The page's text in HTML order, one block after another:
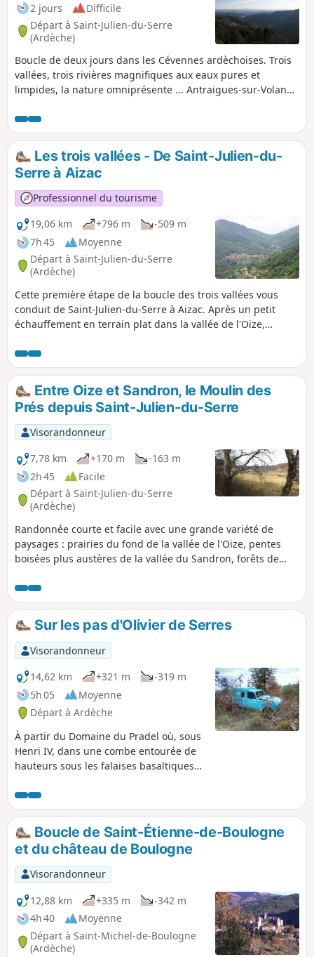
2 jours
Difficile
Départ à Saint-Julien-du-Serre
(Ardèche)
Boucle de deux jours dans les Cévennes ardèchoises. Trois
vallées, trois rivières magnifiques aux eaux pures et
limpides, la nature omniprésente ... Antraigues-sur-Volane,
Ardèche et le Plateau ardéchois, les vallées profondes, les
jeunes volcans d'Ardèche et .... la châtaigneraie ! Le tout à
une dizaine de kilomètres au Nord d'Aubenas.
Les trois vallées - De Saint-Julien-du-
Serre à Aizac
Professionnel du tourisme
19,06 km
+796 m
-509 m
7h 45
Moyenne
Départ à Saint-Julien-du-Serre
(Ardèche)
Cette première étape de la boucle des trois vallées vous
conduit de Saint-Julien-du-Serre à Aizac. Après un petit
échauffement en terrain plat dans la vallée de l'Oize,
Ardéchoises ! Traversée de hameaux nichés au détour des
chemins et de villages pittoresques : Saint-Andéol-de-Vals,
Genestelle, Antraigues-sur-Volane, Aizac. Tantôt en fond de
vallée, tantôt en crête ... souvent à l'ombre.
Entre Oize et Sandron, le Moulin des
Prés depuis Saint-Julien-du-Serre
Visorandonneur
7,78 km
+170 m
-163 m
2h 45
Facile
Départ à Saint-Julien-du-Serre
(Ardèche)
Randonnée courte et facile avec une grande variété de
paysages : prairies du fond de la vallée de l'Oize, pentes
boisées plus austères de la vallée du Sandron, forêts de
Sur les pas d'Olivier de Serres
Visorandonneur
14,62 km
+321 m
-319 m
5h 05
Moyenne
Départ à Ardèche
À partir du Domaine du Pradel où, sous
Henri IV, dans une combe entourée de
hauteurs sous les falaises basaltiques
bases de l'agronomie moderne, cette
randonnée originale rejoint le village
perché de Mirabel, puis redescend vers
les cultures (vignes surtout). Quelques
liaisons routières, en général peu
fréquentées, ne pourront être évitées.
Ne pas trop compter sur le balisage.
Boucle de Saint-Étienne-de-Boulogne
et du château de Boulogne
Visorandonneur
12,88 km
+335 m
-342 m
4h 40
Moyenne
Départ à Saint-Michel-de-Boulogne
(Ardèche)